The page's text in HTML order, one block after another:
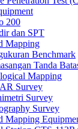
200
dan SPT
Mapping
Benchmark
Tanda
Mapping
Survey
Survey
Survey
Mapping